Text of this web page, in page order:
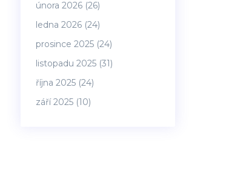
února 2026 (26)
ledna 2026 (24)
prosince 2025 (24)
listopadu 2025 (31)
října 2025 (24)
září 2025 (10)